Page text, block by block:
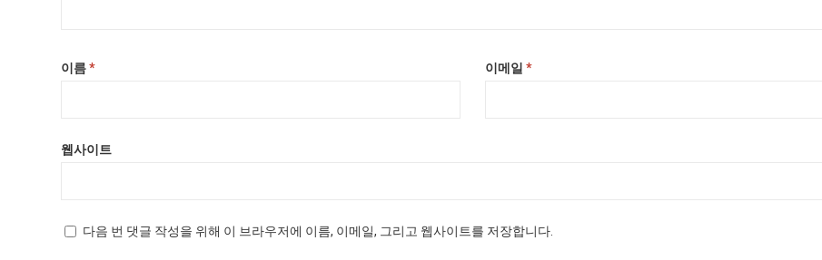
이름* 이메일*
웹사이트
다음 번 댓글 작성을 위해 이 브라우저에 이름, 이메일, 그리고 웹사이트를 저장합니다.